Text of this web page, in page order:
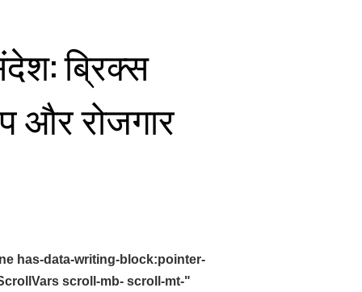
ब्रिक्स
और रोजगार
has-data-writing-block:pointer-
scroll-mb- scroll-mt-"